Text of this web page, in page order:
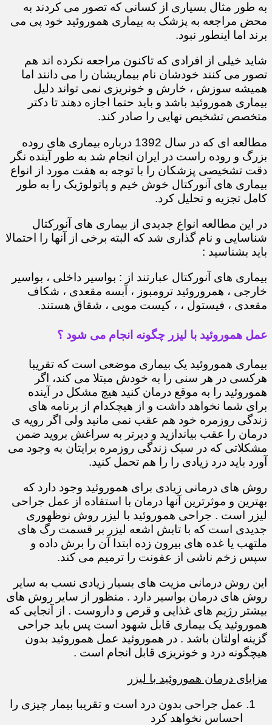
به طور مثال بسیاری از کسانی که تصور می کردند به
محض مراجعه به پزشک به بیماری هموروئید خود پی می
برند اما اینطور نبود.
شاید خیلی از افرادی که تاکنون مراجعه نکرده اند هم
تصور می کنند خودشان نام بیماریشان را می دانند اما
همیشه سوزش ، خارش و خونریزی نمی تواند دلیل
بیماری هموروئید باشد و باید حتما اجازه دهند تا دکتر
متخصص تشخیص نهایی را صادر کند.
مطالعه ای که در سال 1392 درباره بیماری های روده
بزرگ و روده راست در ایران انجام شد به طور آینده نگر
دقت تشخیصی پزشکان را با توجه به هفت مورد از انواع
بیماری های آنورکتال خوش خیم و پاتولوژیک را به طور
کامل تجزیه و تحلیل کرد.
در این مطالعه انواع جدیدی از بیماری های آنورکتال
شناسایی و نام گذاری شد که البته برخی از آنها را احتمالا
باید بشناسید :
بیماری های آنورکتال عبارتند از : بواسیر داخلی ، بواسیر
خارجی ، همروروئید ترومبوز ، آبسه مقعدی ، شکاف
مقعدی ، فیستول ، ، کیست مویی ، شقاق هستند.
عمل هموروئید با لیزر چگونه انجام می شود ؟
بیماری هموروئید یک بیماری موضعی است که تقریبا
هرکسی در هر سنی را به خودش مبتلا می کند، اگر
هموروئید را به موقع درمان کنید هیچ مشکل در آینده
برای شما نخواهد داشت و از هیچکدام از برنامه های
زندگی روزمره خود هم عقب نمی مانید ولی اگر رویه ی
درمان را عقب بیاندازید و دیرتر به سراغش بروید ضمن
مشکلاتی که در سبک زندگی روزمره برایتان به وجود می
آورد باید درد زیادی را را هم تحمل کنید.
روش های درمانی زیادی برای هموروئید وجود دارد که
بهترین و موثرترین آنها درمان با استفاده از عمل جراحی
لیزر است . جراحی هموروئید با لیزر روش نوظهوری
جدیدی است که با تابش اشعه لیزر بر قسمت رگ های
ملتهب یا غده های بیرون زده ابتدا آن را برش داده و
سپس زخم ناشی از عفونت را ترمیم می کند.
این روش درمانی مزیت های بسیار زیادی نسب به سایر
روش های درمان بواسیر دارد . منظور از سایر روش های
بیشتر رژیم های غذایی و قرص و داروست . از آنجایی که
هموروئید یک بیماری قابل شهود است پس باید جراحی
گزینه اولتان باشد . در هموروئید عمل هموروئید بدون
هیچگونه درد و خونریزی قابل انجام است .
مزایای درمان هموروئید با لیزر
عمل جراحی بدون درد است و تقریبا بیمار چیزی را
احساس نخواهد کرد